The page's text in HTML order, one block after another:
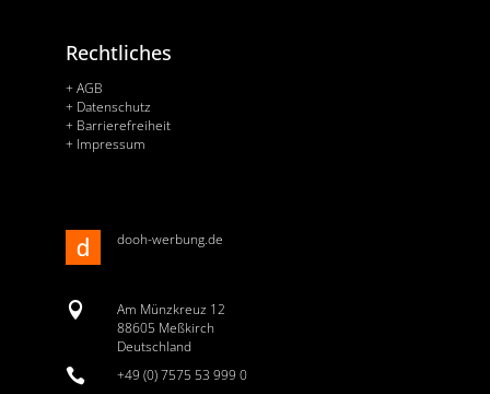
Rechtliches
+ AGB
+ Datenschutz
+ Barrierefreiheit
+ Impressum
dooh-werbung.de

Am Münzkreuz 12
88605 Meßkirch
Deutschland
 +49 (0) 7575 53 999 0